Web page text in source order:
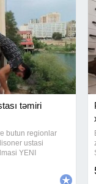
təmiri
butun regionlar
ustasi
YENI
ucun